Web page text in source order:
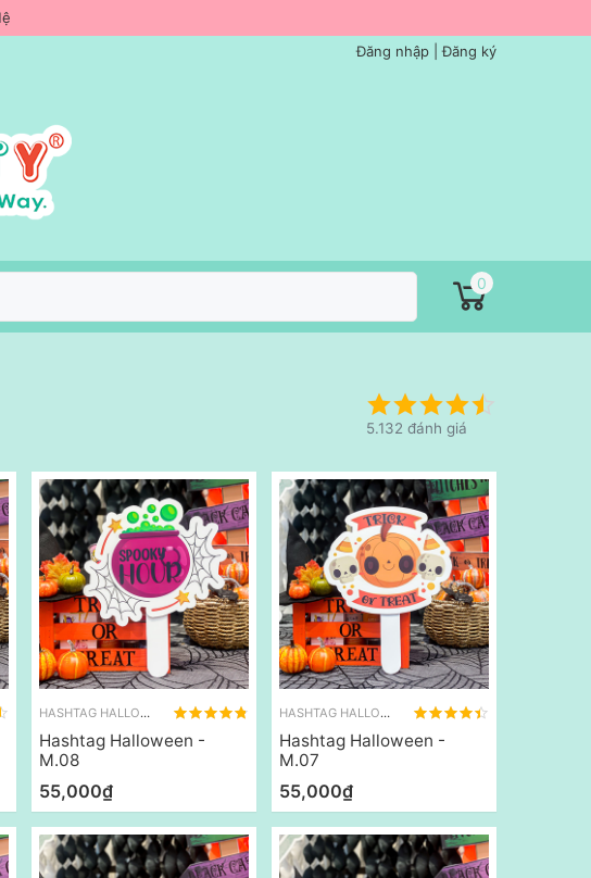
Đăng nhập |Đăng ký
0
5.132 đánh giá
HASHTAG HALLOWEEN
Hashtag Halloween -
M.08
55,000₫
HASHTAG HALLOWEEN
Hashtag Halloween -
M.07
55,000₫